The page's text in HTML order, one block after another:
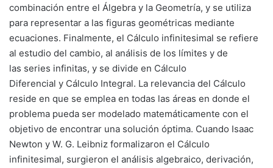
combinación entre el Álgebra y la Geometría, y se utiliza
para representar a las figuras geométricas mediante
ecuaciones. Finalmente, el Cálculo infinitesimal se refiere
al estudio del cambio, al análisis de los límites y de
las series infinitas, y se divide en Cálculo
Diferencial y Cálculo Integral. La relevancia del Cálculo
reside en que se emplea en todas las áreas en donde el
problema pueda ser modelado matemáticamente con el
objetivo de encontrar una solución óptima. Cuando Isaac
Newton y W. G. Leibniz formalizaron el Cálculo
infinitesimal, surgieron el análisis algebraico, derivación,